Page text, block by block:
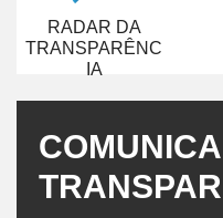
RADAR DA
TRANSPARÊNC
IA